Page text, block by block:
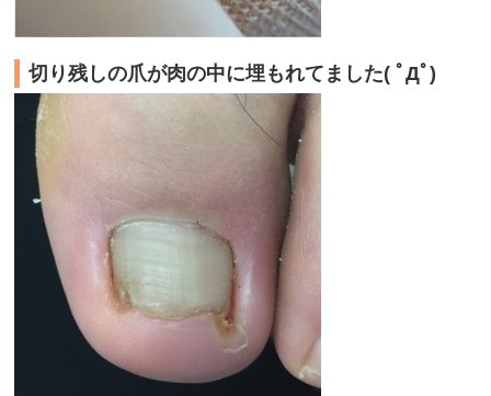
切り残しの爪が肉の中に埋もれてました( ﾟДﾟ)